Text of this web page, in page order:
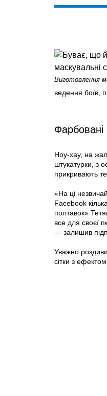
Виготовлення
ведення боїв,
Фарбовані
Ноу-хау, на
штукатурки, з
прикривають
«На ці
Facebook
полтавок»
все для своєї
— залишив
Уважно
сітки з